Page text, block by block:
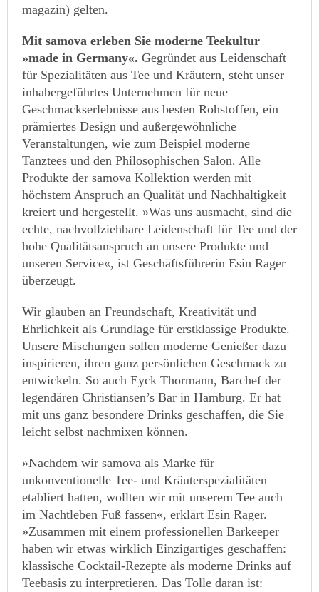
magazin) gelten.
Mit samova erleben Sie moderne Teekultur
»made in Germany«. Gegründet aus Leidenschaft
für Spezialitäten aus Tee und Kräutern, steht unser
inhabergeführtes Unternehmen für neue
Geschmackserlebnisse aus besten Rohstoffen, ein
prämiertes Design und außergewöhnliche
Veranstaltungen, wie zum Beispiel moderne
Tanztees und den Philosophischen Salon. Alle
Produkte der samova Kollektion werden mit
höchstem Anspruch an Qualität und Nachhaltigkeit
kreiert und hergestellt. »Was uns ausmacht, sind die
echte, nachvollziehbare Leidenschaft für Tee und der
hohe Qualitätsanspruch an unsere Produkte und
unseren Service«, ist Geschäftsführerin Esin Rager
überzeugt.
Wir glauben an Freundschaft, Kreativität und
Ehrlichkeit als Grundlage für erstklassige Produkte.
Unsere Mischungen sollen moderne Genießer dazu
inspirieren, ihren ganz persönlichen Geschmack zu
entwickeln. So auch Eyck Thormann, Barchef der
legendären Christiansen’s Bar in Hamburg. Er hat
mit uns ganz besondere Drinks geschaffen, die Sie
leicht selbst nachmixen können.
»Nachdem wir samova als Marke für
unkonventionelle Tee- und Kräuterspezialitäten
etabliert hatten, wollten wir mit unserem Tee auch
im Nachtleben Fuß fassen«, erklärt Esin Rager.
»Zusammen mit einem professionellen Barkeeper
haben wir etwas wirklich Einzigartiges geschaffen:
klassische Cocktail-Rezepte als moderne Drinks auf
Teebasis zu interpretieren. Das Tolle daran ist: